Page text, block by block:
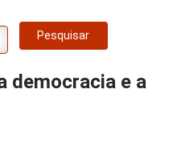
democracia e a